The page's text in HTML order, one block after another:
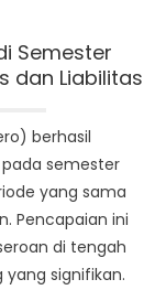
Semester
dan Liabilitas
berhasil
semester
yang sama
Pencapaian ini
di tengah
signifikan.